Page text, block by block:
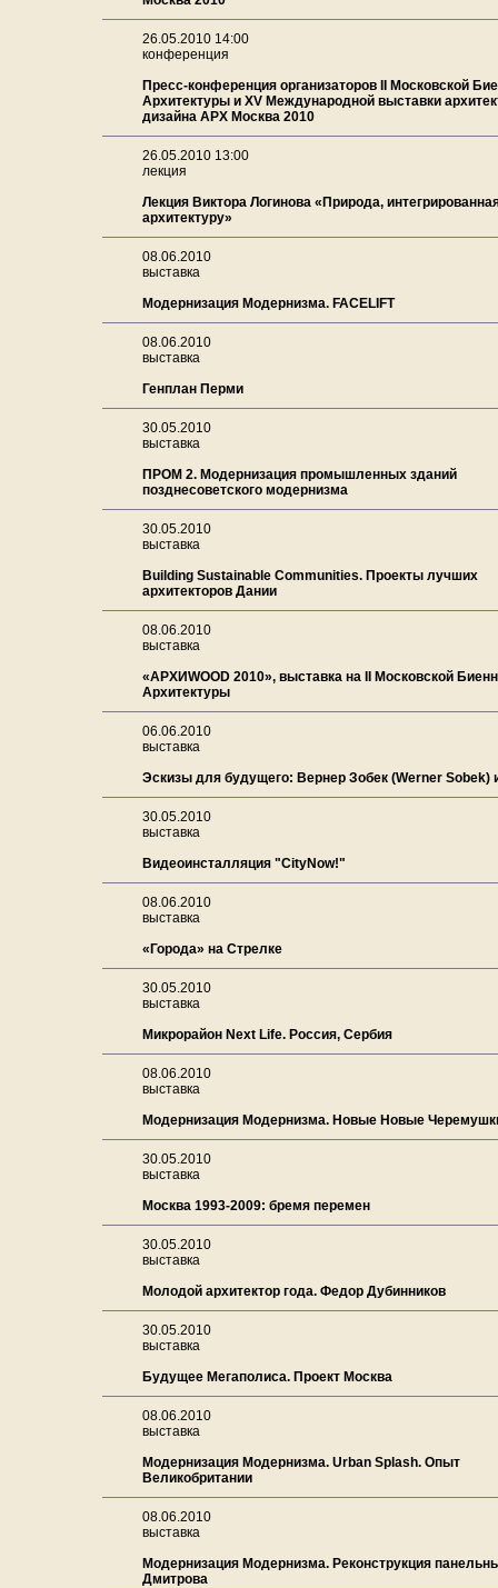
26.05.2010 14:00
конференция
Пресс-конференция организаторов II Московской
Архитектуры и XV Международной выставки
дизайна АРХ Москва 2010
26.05.2010 13:00
лекция
Лекция Виктора Логинова «Природа,
архитектуру»
08.06.2010
выставка
Модернизация Модернизма. FACELIFT
08.06.2010
выставка
Генплан Перми
30.05.2010
выставка
ПРОМ 2. Модернизация промышленных зданий
позднесоветского модернизма
30.05.2010
выставка
Building Sustainable Communities. Проекты лучших
архитекторов Дании
08.06.2010
выставка
«АРХИWOOD 2010», выставка на II Московской
Архитектуры
06.06.2010
выставка
Эскизы для будущего: Вернер Зобек (Werner Sobek)
30.05.2010
выставка
Видеоинсталляция "CityNow!"
08.06.2010
выставка
«Города» на Стрелке
30.05.2010
выставка
Микрорайон Next Life. Россия, Сербия
08.06.2010
выставка
Модернизация Модернизма. Новые Новые
30.05.2010
выставка
Москва 1993-2009: бремя перемен
30.05.2010
выставка
Молодой архитектор года. Федор Дубинников
30.05.2010
выставка
Будущее Мегаполиса. Проект Москва
08.06.2010
выставка
Модернизация Модернизма. Urban Splash. Опыт
Великобритании
08.06.2010
выставка
Модернизация Модернизма. Реконструкция
Дмитрова